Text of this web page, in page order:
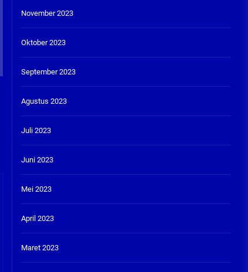
November 2023
Oktober 2023
September 2023
Agustus 2023
Juli 2023
Juni 2023
Mei 2023
April 2023
Maret 2023